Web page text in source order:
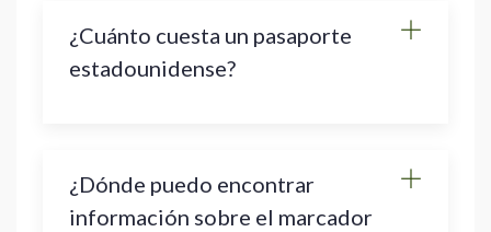
¿Cuánto cuesta un pasaporte
estadounidense?
¿Dónde puedo encontrar
información sobre el marcador